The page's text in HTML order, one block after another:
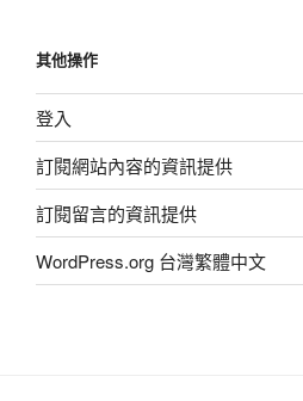
其他操作
登入
訂閱網站內容的資訊提供
訂閱留言的資訊提供
WordPress.org 台灣繁體中文